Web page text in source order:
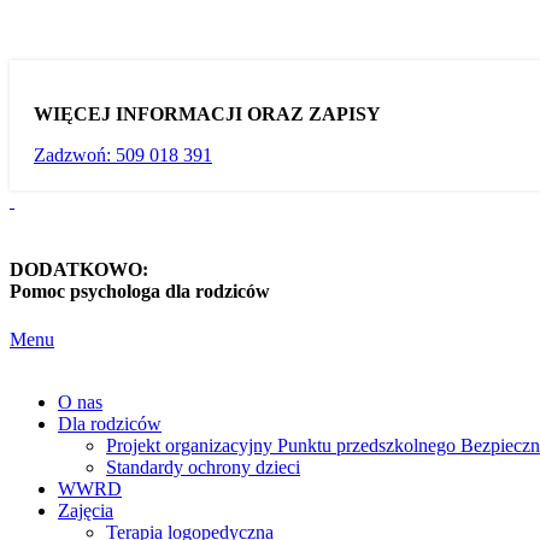
WIĘCEJ INFORMACJI ORAZ ZAPISY
Zadzwoń: 509 018 391
DODATKOWO:
Pomoc psychologa dla rodziców
Menu
O nas
Dla rodziców
Projekt organizacyjny Punktu przedszkolnego
Standardy ochrony dzieci
WWRD
Zajęcia
Terapia logopedyczna